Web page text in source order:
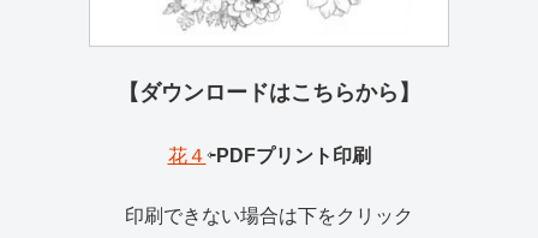
【ダウンロードはこちらから】
花４⇦PDFプリント印刷
印刷できない場合は下をクリック